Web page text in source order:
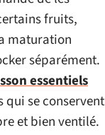
fruits,
maturation
séparément.
essentiels
qui se conservent
et bien ventilé.